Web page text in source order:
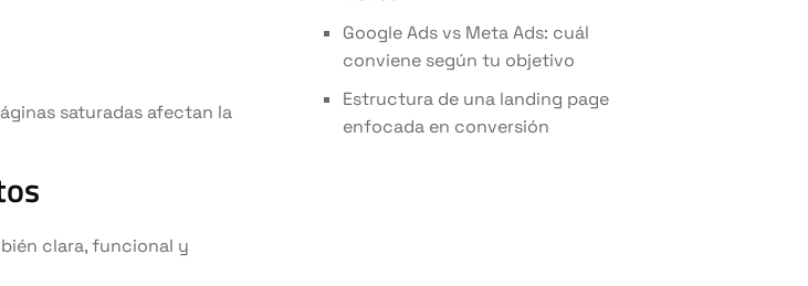
saturadas afectan la
clara, funcional y
Google Ads vs Meta Ads: cuál
conviene según tu objetivo
Estructura de una landing page
enfocada en conversión